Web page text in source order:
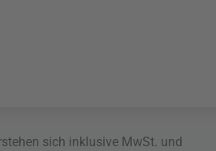
sich inklusive MwSt. und